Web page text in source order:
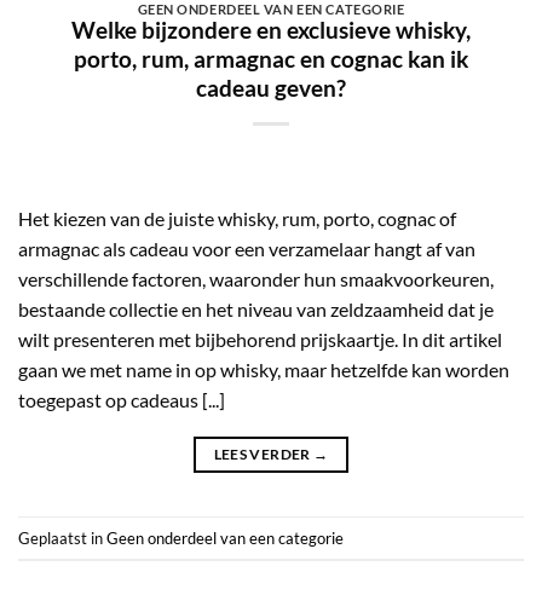
GEEN ONDERDEEL VAN EEN CATEGORIE
Welke bijzondere en exclusieve whisky,
porto, rum, armagnac en cognac kan ik
cadeau geven?
Het kiezen van de juiste whisky, rum, porto, cognac of
armagnac als cadeau voor een verzamelaar hangt af van
verschillende factoren, waaronder hun smaakvoorkeuren,
bestaande collectie en het niveau van zeldzaamheid dat je
wilt presenteren met bijbehorend prijskaartje. In dit artikel
gaan we met name in op whisky, maar hetzelfde kan worden
toegepast op cadeaus [...]
LEES VERDER →
Geplaatst inGeen onderdeel van een categorie